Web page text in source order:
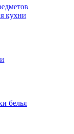
кухни
белья